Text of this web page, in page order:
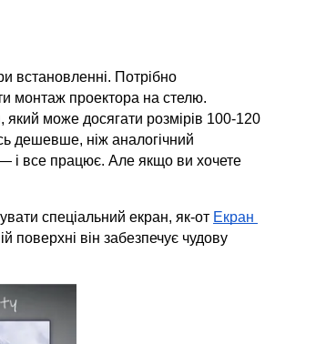
встановленні. Потрібно
монтаж проектора на стелю.
може досягати розмірів 100-120
дешевше, ніж аналогічний
— і все працює. Але якщо ви хочете
спеціальний екран, як-от Екран
поверхні він забезпечує чудову